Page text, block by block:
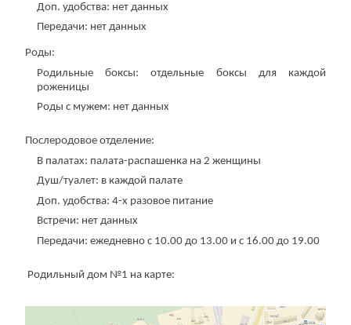
Доп. удобства: нет данных
Передачи: нет данных
Роды:
Родильные боксы: отдельные боксы для каждой
роженицы
Роды с мужем: нет данных
Послеродовое отделение:
В палатах: палата-распашенка на 2 женщины
Душ/туалет: в каждой палате
Доп. удобства: 4-х разовое питание
Встречи: нет данных
Передачи: ежедневно с 10.00 до 13.00 и с 16.00 до 19.00
Родильный дом №1 на карте: